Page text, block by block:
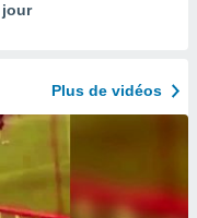
jour
Plus de vidéos